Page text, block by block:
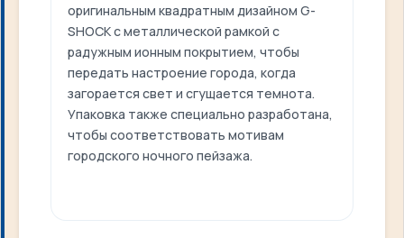
оригинальным квадратным дизайном G-
SHOCK с металлической рамкой с
радужным ионным покрытием, чтобы
передать настроение города, когда
загорается свет и сгущается темнота.
Упаковка также специально разработана,
чтобы соответствовать мотивам
городского ночного пейзажа.